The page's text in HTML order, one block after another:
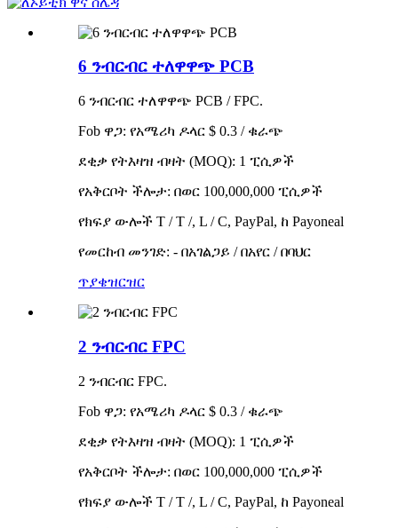
6 ንብርብር ተለዋዋጭ PCB
6 ንብርብር ተለዋዋጭ PCB / FPC.
Fob ዋጋ: የአሜሪካ ዶላር $ 0.3 / ቁራጭ
ደቂቃ የትእዛዝ ብዛት (MOQ): 1 ፒሲዎች
የአቅርቦት ችሎታ: በወር 100,000,000 ፒሲዎች
የክፍያ ውሎች T / T /, L / C, PayPal, ከ Payoneal
የመርከብ መንገድ: - በአገልጋይ / በአየር / በባህር
ጥያቄዝርዝር
2 ንብርብር FPC
2 ንብርብር FPC.
Fob ዋጋ: የአሜሪካ ዶላር $ 0.3 / ቁራጭ
ደቂቃ የትእዛዝ ብዛት (MOQ): 1 ፒሲዎች
የአቅርቦት ችሎታ: በወር 100,000,000 ፒሲዎች
የክፍያ ውሎች T / T /, L / C, PayPal, ከ Payoneal